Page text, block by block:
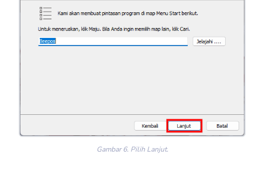
Gambar 6. Pilih Lanjut.